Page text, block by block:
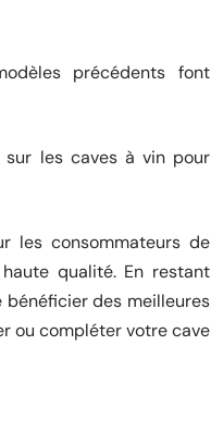
précédents font
sur les caves à vin pour
les consommateurs de
qualité. En restant
des meilleures
ou compléter votre cave